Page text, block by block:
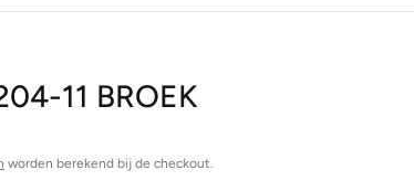
11 BROEK
worden berekend bij de checkout.